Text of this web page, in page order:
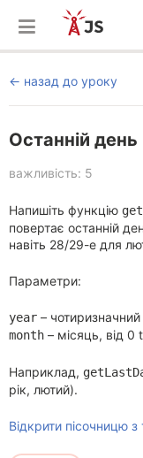
назад до уроку
Останній день
важливість: 5
Напишіть функцію
повертає останній
навіть 28/29-е для
Параметри:
year –
month – місяць, від 0
Наприклад,
рік, лютий).
Відкрити пісочницю